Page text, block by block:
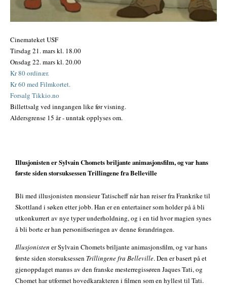
Cinemateket USF
Tirsdag 21. mars kl. 18.00
Onsdag 22. mars kl. 20.00
Kr 80 ordinær.
Kr 60 med Filmkortet.
Forsalg Tikkio.no
Billettsalg ved inngangen like før visning.
Aldersgrense 15 år - unntak opplyses om.
Illusjonisten er Sylvain Chomets briljante animasjonsfilm, og var hans
første siden storsuksessen Trillingene fra Belleville
Bli med illusjonisten monsieur Tatischeff når han reiser fra Frankrike til
Skottland i søken etter jobb. Han er en entertainer som holder på å bli
utkonkurrert av nye typer underholdning, og i en tid hvor magien synes
å bli borte er han personifiseringen av denne forandringen.
Illusjonisten er Sylvain Chomets briljante animasjonsfilm, og var hans
første siden storsuksessen Trillingene fra Belleville. Den er basert på et
gjenoppdaget manus av den franske mesterregissøren Jaques Tati, og
Chomet har utformet hovedkarakteren i filmen som en hyllest til Tati.